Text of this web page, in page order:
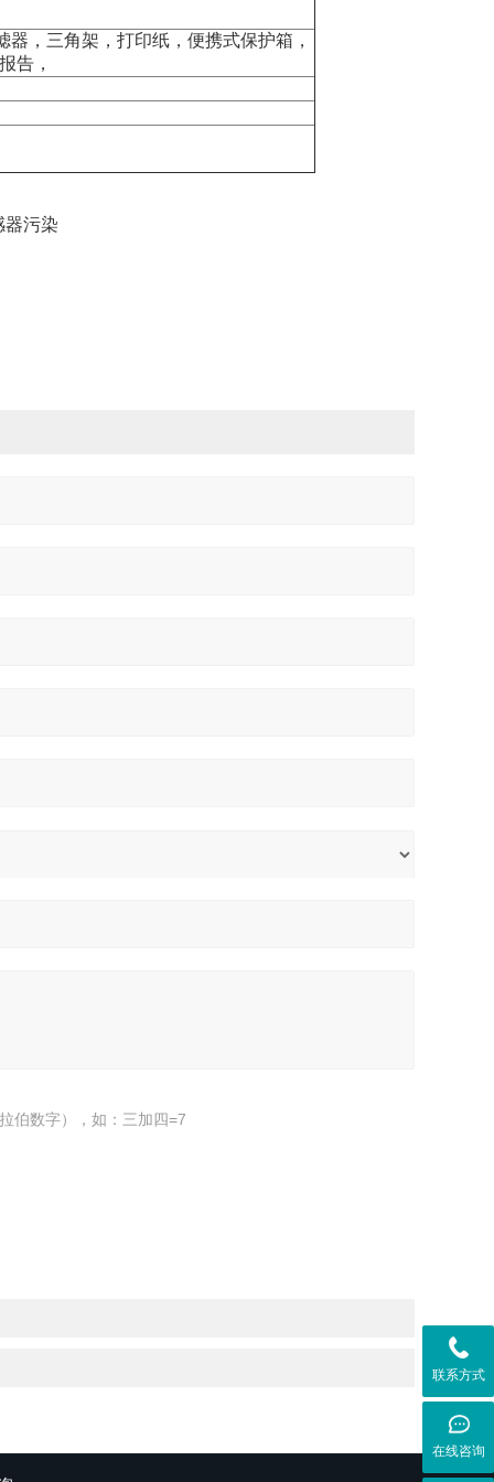
，三角架，打印纸，便携式保护箱，
告，
污染
伯数字），如：三加四=7
联系方式
在线咨询